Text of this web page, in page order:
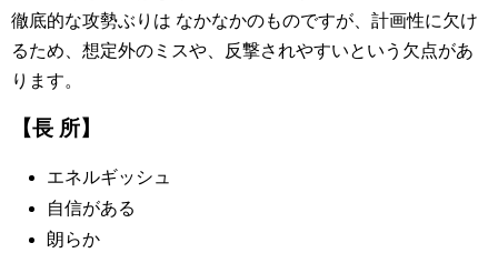
徹底的な攻勢ぶりは なかなかのものですが、計画性に欠け
るため、想定外のミスや、反撃されやすいという欠点があ
ります。
【長 所】
エネルギッシュ
自信がある
朗らか